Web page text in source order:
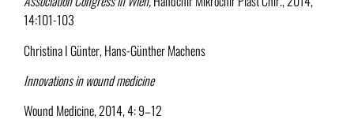
14:101-103
Christina I Günter, Hans-Günther Machens
Innovations in wound medicine
Wound Medicine, 2014, 4: 9–12